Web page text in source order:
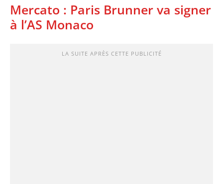
Mercato : Paris Brunner va signer
à l’AS Monaco
LA SUITE APRÈS CETTE PUBLICITÉ